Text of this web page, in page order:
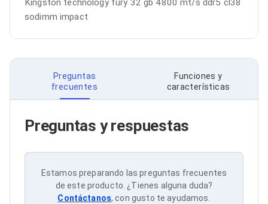
Adaptadores Video VGA / HD15
Repetidores USB
Adaptadores Audio AUX
Dispositivos de Entrada
Mousepads
Teclados
Controles de Juego para PC
Servidores
Charolas para Racks y Gabinetes
Cableado Estructurado para Servidores
Cables KVM
Kingston technology fury 32 gb 4800 mt/s ddr5 cl38
sodimm impact
Preguntas
frecuentes
Funciones y
características
Preguntas y respuestas
Estamos preparando las preguntas frecuentes
de este producto. ¿Tienes alguna duda?
Contáctanos, con gusto te ayudamos.